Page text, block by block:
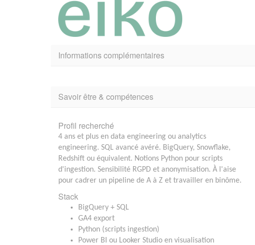
Informations complémentaires
Savoir être & compétences
Profil recherché
4 ans et plus en data engineering ou analytics
engineering. SQL avancé avéré. BigQuery, Snowflake,
Redshift ou équivalent. Notions Python pour scripts
d'ingestion. Sensibilité RGPD et anonymisation. À l'aise
pour cadrer un pipeline de A à Z et travailler en binôme.
Stack
BigQuery + SQL
GA4 export
Python (scripts ingestion)
Power BI ou Looker Studio en visualisation